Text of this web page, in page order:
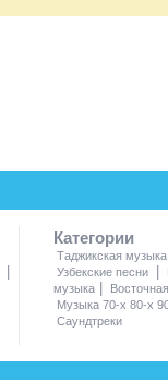
|
Категории
Таджикская музыка
Узбекские песни
|
музыка |
Музыка 70-х 80-х
Саундтреки